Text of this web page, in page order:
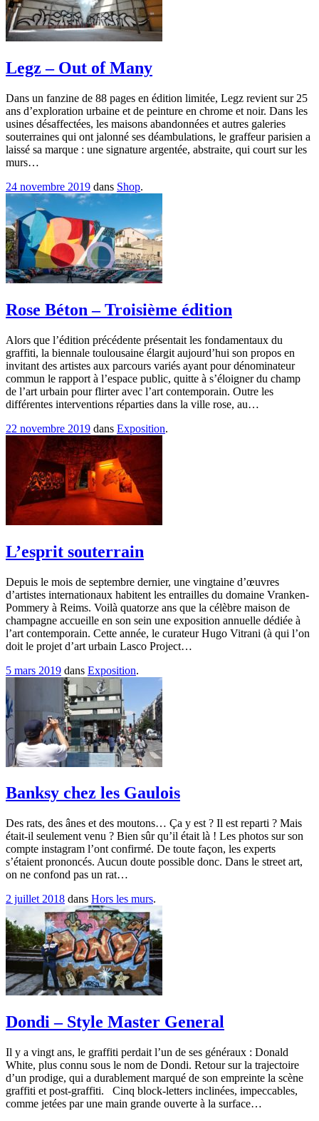
Legz – Out of Many
Dans un fanzine de 88 pages en édition limitée, Legz revient sur 25
ans d’exploration urbaine et de peinture en chrome et noir. Dans les
usines désaffectées, les maisons abandonnées et autres galeries
souterraines qui ont jalonné ses déambulations, le graffeur parisien a
laissé sa marque : une signature argentée, abstraite, qui court sur les
murs…
24 novembre 2019 dans Shop.
Rose Béton – Troisième édition
Alors que l’édition précédente présentait les fondamentaux du
graffiti, la biennale toulousaine élargit aujourd’hui son propos en
invitant des artistes aux parcours variés ayant pour dénominateur
commun le rapport à l’espace public, quitte à s’éloigner du champ
de l’art urbain pour flirter avec l’art contemporain. Outre les
différentes interventions réparties dans la ville rose, au…
22 novembre 2019 dans Exposition.
L’esprit souterrain
Depuis le mois de septembre dernier, une vingtaine d’œuvres
d’artistes internationaux habitent les entrailles du domaine Vranken-
Pommery à Reims. Voilà quatorze ans que la célèbre maison de
champagne accueille en son sein une exposition annuelle dédiée à
l’art contemporain. Cette année, le curateur Hugo Vitrani (à qui l’on
doit le projet d’art urbain Lasco Project…
5 mars 2019 dans Exposition.
Banksy chez les Gaulois
Des rats, des ânes et des moutons… Ça y est ? Il est reparti ? Mais
était-il seulement venu ? Bien sûr qu’il était là ! Les photos sur son
compte instagram l’ont confirmé. De toute façon, les experts
s’étaient prononcés. Aucun doute possible donc. Dans le street art,
on ne confond pas un rat…
2 juillet 2018 dans Hors les murs.
Dondi – Style Master General
Il y a vingt ans, le graffiti perdait l’un de ses généraux : Donald
White, plus connu sous le nom de Dondi. Retour sur la trajectoire
d’un prodige, qui a durablement marqué de son empreinte la scène
graffiti et post-graffiti. Cinq block-letters inclinées, impeccables,
comme jetées par une main grande ouverte à la surface…